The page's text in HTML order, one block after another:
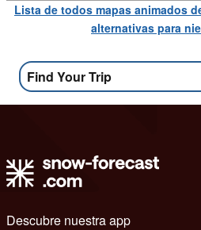
Lista de todos mapas animados
alternativas para
Find Your Trip
Descubre nuestra app